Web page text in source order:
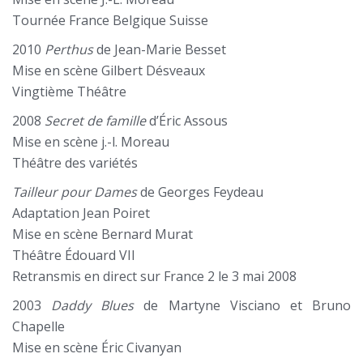
Tournée France Belgique Suisse
2010 Perthusde Jean-Marie Besset
Mise en scène Gilbert Désveaux
Vingtième Théâtre
2008 Secret de familled’Éric Assous
Mise en scène j.-l. Moreau
Théâtre des variétés
Tailleur pour Damesde Georges Feydeau
Adaptation Jean Poiret
Mise en scène Bernard Murat
Théâtre Édouard VII
Retransmis en direct sur France 2 le 3 mai 2008
2003 Daddy Bluesde Martyne Visciano et Bruno
Chapelle
Mise en scène Éric Civanyan